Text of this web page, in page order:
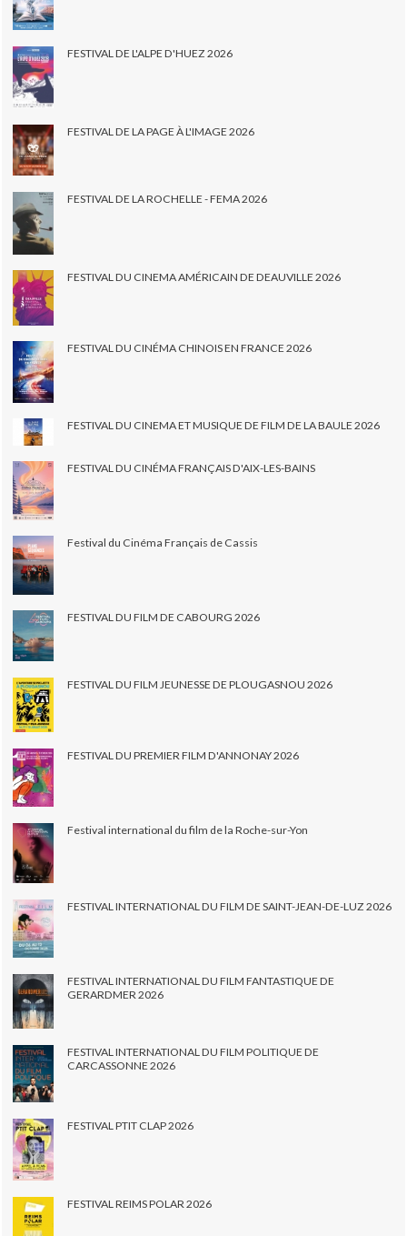
FESTIVAL DE L'ALPE D'HUEZ 2026
FESTIVAL DE LA PAGE À L'IMAGE 2026
FESTIVAL DE LA ROCHELLE - FEMA 2026
FESTIVAL DU CINEMA AMÉRICAIN DE DEAUVILLE 2026
FESTIVAL DU CINÉMA CHINOIS EN FRANCE 2026
FESTIVAL DU CINEMA ET MUSIQUE DE FILM DE LA BAULE 2026
FESTIVAL DU CINÉMA FRANÇAIS D'AIX-LES-BAINS
Festival du Cinéma Français de Cassis
FESTIVAL DU FILM DE CABOURG 2026
FESTIVAL DU FILM JEUNESSE DE PLOUGASNOU 2026
FESTIVAL DU PREMIER FILM D'ANNONAY 2026
Festival international du film de la Roche-sur-Yon
FESTIVAL INTERNATIONAL DU FILM DE SAINT-JEAN-DE-LUZ 2026
FESTIVAL INTERNATIONAL DU FILM FANTASTIQUE DE
GERARDMER 2026
FESTIVAL INTERNATIONAL DU FILM POLITIQUE DE
CARCASSONNE 2026
FESTIVAL PTIT CLAP 2026
FESTIVAL REIMS POLAR 2026